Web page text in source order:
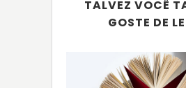
TALVEZ VOCÊ
GOSTE DE